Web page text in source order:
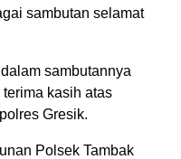
sambutan selamat
sambutannya
kasih atas
Gresik.
Polsek Tambak